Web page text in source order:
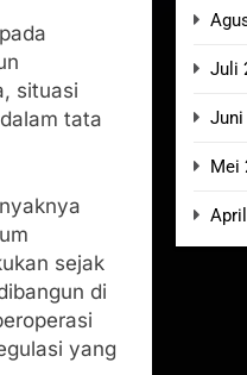
situasi
tata
sejak
di
yang
Juli
Juni
Mei